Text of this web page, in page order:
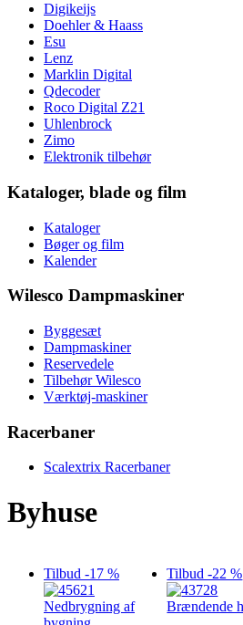
Digikeijs
Doehler & Haass
Esu
Lenz
Marklin Digital
Qdecoder
Roco Digital Z21
Uhlenbrock
Zimo
Elektronik tilbehør
Kataloger, blade og film
Kataloger
Bøger og film
Kalender
Wilesco Dampmaskiner
Byggesæt
Dampmaskiner
Reservedele
Tilbehør Wilesco
Værktøj-maskiner
Racerbaner
Scalextrix Racerbaner
Byhuse
Tilbud -17 % Tilbud -22 %